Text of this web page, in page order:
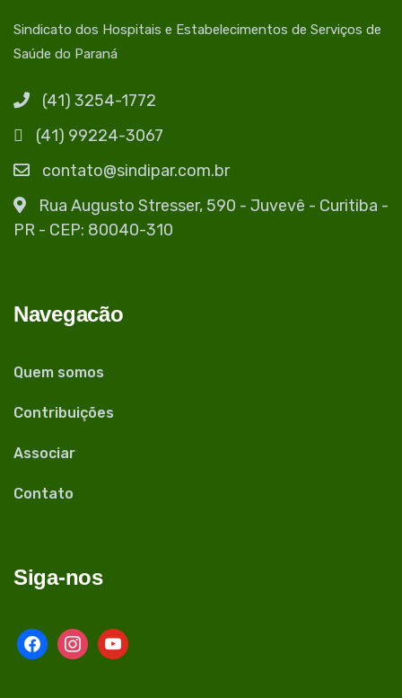
Sindicato dos Hospitais e Estabelecimentos de Serviços de
Saúde do Paraná
(41) 3254-1772
(41) 99224-3067
contato@sindipar.com.br
Rua Augusto Stresser, 590 - Juvevê - Curitiba -
PR - CEP: 80040-310
Navegacão
Quem somos
Contribuições
Associar
Contato
Siga-nos
facebookinstagram
youtube